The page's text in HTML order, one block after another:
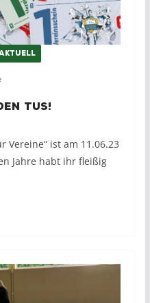
TuS!
Vereine“ ist am 11.06.23
Jahre habt ihr fleißig